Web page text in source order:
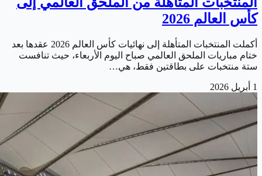
كأس العالم 2026
أكملت المنتخبات المتأهلة إلى نهائيات كأس العالم 2026 عقدها بعد
ختام مباريات الملحق العالمي صباح اليوم الأربعاء، حيث تنافست
ستة منتخبات على بطاقتين فقط، هي…
1 أبريل 2026